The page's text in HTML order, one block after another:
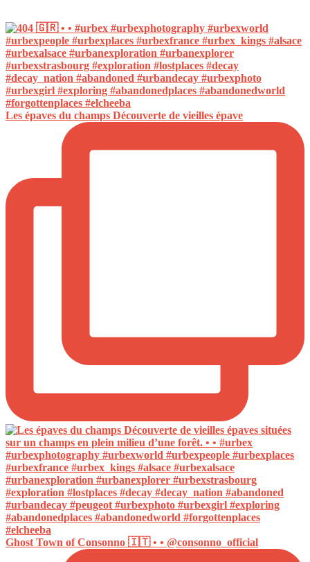
Les épaves du champs Découverte de vieilles épave
Ghost Town of Consonno 🇮🇹 • • @consonno_official